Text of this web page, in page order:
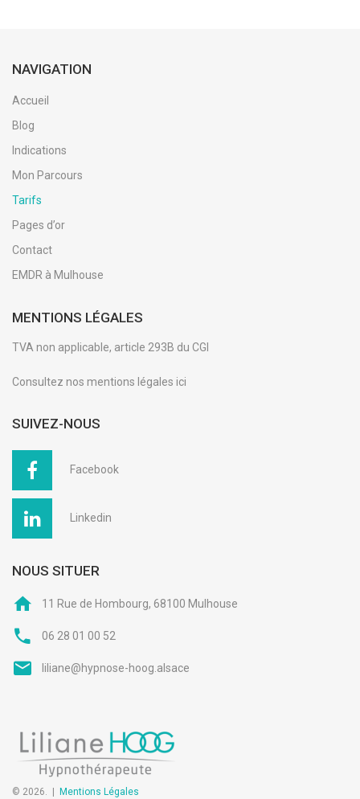
NAVIGATION
Accueil
Blog
Indications
Mon Parcours
Tarifs
Pages d’or
Contact
EMDR à Mulhouse
MENTIONS LÉGALES
TVA non applicable, article 293B du CGI
Consultez nos mentions légales ici
SUIVEZ-NOUS
Facebook
Linkedin
NOUS SITUER
11 Rue de Hombourg, 68100 Mulhouse
06 28 01 00 52
liliane@hypnose-hoog.alsace
© 2026. Mentions Légales